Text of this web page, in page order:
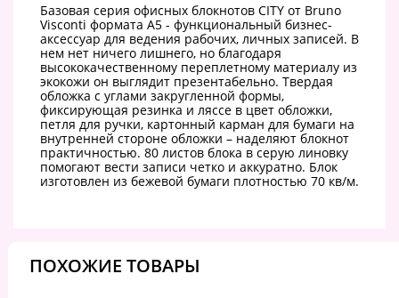
Базовая серия офисных блокнотов CITY от Bruno
Visconti формата А5 - функциональный бизнес-
аксессуар для ведения рабочих, личных записей. В
нем нет ничего лишнего, но благодаря
высококачественному переплетному материалу из
экокожи он выглядит презентабельно. Твердая
обложка с углами закругленной формы,
фиксирующая резинка и ляссе в цвет обложки,
петля для ручки, картонный карман для бумаги на
внутренней стороне обложки – наделяют блокнот
практичностью. 80 листов блока в серую линовку
помогают вести записи четко и аккуратно. Блок
изготовлен из бежевой бумаги плотностью 70 кв/м.
ПОХОЖИЕ ТОВАРЫ